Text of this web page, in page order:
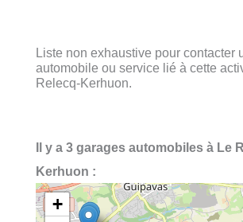
Liste non exhaustive pour contacter
automobile ou service lié à cette
Relecq-Kerhuon.
Il y a 3 garages automobiles à Le
Kerhuon :
+